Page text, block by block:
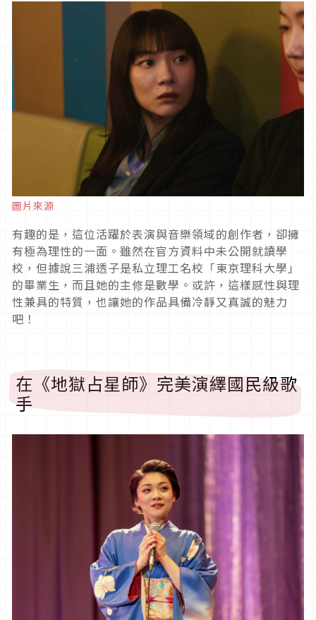
圖片來源
有趣的是，這位活躍於表演與音樂領域的創作者，卻擁
有極為理性的一面。雖然在官方資料中未公開就讀學
校，但據說三浦透子是私立理工名校「東京理科大學」
的畢業生，而且她的主修是數學。或許，這樣感性與理
性兼具的特質，也讓她的作品具備冷靜又真誠的魅力
吧！
在《地獄占星師》完美演繹國民級歌
手